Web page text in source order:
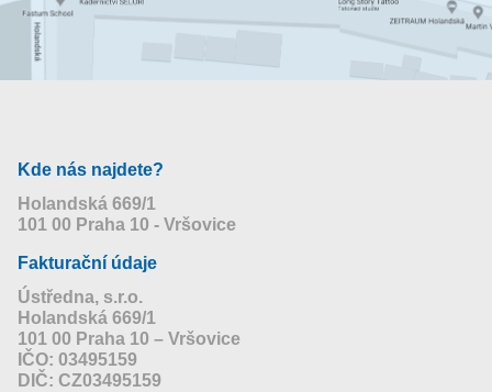
Kde nás najdete?
Holandská 669/1
101 00 Praha 10 - Vršovice
Fakturační údaje
Ústředna, s.r.o.
Holandská 669/1
101 00 Praha 10 – Vršovice
IČO: 03495159
DIČ: CZ03495159